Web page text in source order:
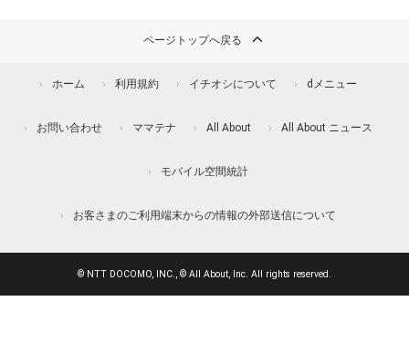
ページトップへ戻る
ホーム 利用規約 イチオシについて dメニュー
お問い合わせ ママテナ All About All About ニュース
モバイル空間統計
お客さまのご利用端末からの情報の外部送信について
© NTT DOCOMO, INC., © All About, Inc. All rights reserved.